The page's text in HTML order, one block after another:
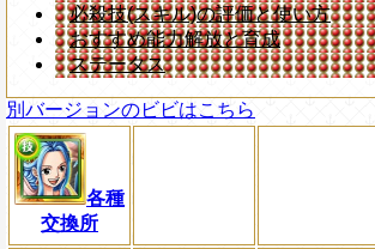
必殺技(スキル)の評価と使い方
おすすめ能力解放と育成
ステータス
別バージョンのビビはこちら
各種
交換所